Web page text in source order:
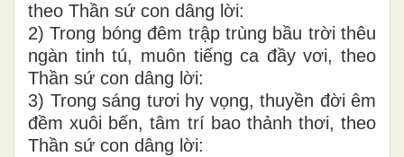
theo Thần sứ con dâng lời:
2) Trong bóng đêm trập trùng bầu trời thêu
ngàn tinh tú, muôn tiếng ca đầy vơi, theo
Thần sứ con dâng lời:
3) Trong sáng tươi hy vọng, thuyền đời êm
đềm xuôi bến, tâm trí bao thảnh thơi, theo
Thần sứ con dâng lời: